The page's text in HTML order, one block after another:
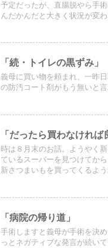
予定だったが、直腸脱やら手
んだかんだと大きく状況が変
「続・トイレの黒ずみ」
義母に買い物を頼まれ、一昨
の防汚コート剤がもう無いと言
「だったら買わなければ
時は８月末のお話。ようやく
ているスーパーを見つけてか
新さつまいもを買ってくるよう
「病院の帰り道」
手術しますと義母が手術を決
っとネガティブな発言が続いて